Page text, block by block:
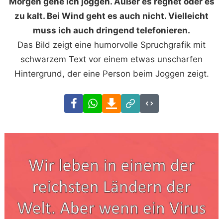
zu kalt. Bei Wind geht es auch nicht. Vielleicht
muss ich auch dringend telefonieren.
Das Bild zeigt eine humorvolle Spruchgrafik mit
schwarzem Text vor einem etwas unscharfen
Hintergrund, der eine Person beim Joggen zeigt.
FacebookWhatsAppDownload
Link
Code